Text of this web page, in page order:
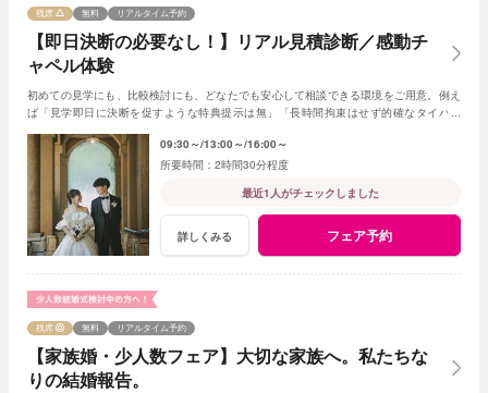
【即日決断の必要なし！】リアル見積診断／感動チ
ャペル体験
残席 無料 リアルタイム予約
初めての見学にも、比較検討にも、どなたでも安心して相談できる環境をご用意。例え
ば「見学即日に決断を促すような特典提示は無」「長時間拘束はせず的確なタイパ案
09:30～ 13:00～ 16:00～
2時間30分程度
最近1人がチェックしました
詳しくみる フェア予約
【家族婚・少人数フェア】大切な家族へ。私たちな
りの結婚報告。
残席 無料 リアルタイム予約